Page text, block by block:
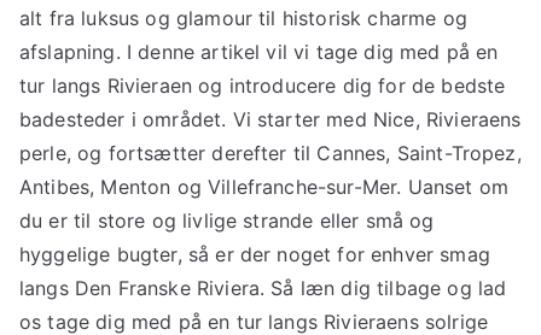
alt fra luksus og glamour til historisk charme og
afslapning. I denne artikel vil vi tage dig med på en
tur langs Rivieraen og introducere dig for de bedste
badesteder i området. Vi starter med Nice, Rivieraens
perle, og fortsætter derefter til Cannes, Saint-Tropez,
Antibes, Menton og Villefranche-sur-Mer. Uanset om
du er til store og livlige strande eller små og
hyggelige bugter, så er der noget for enhver smag
langs Den Franske Riviera. Så læn dig tilbage og lad
os tage dig med på en tur langs Rivieraens solrige